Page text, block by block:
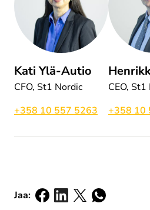
Kati Ylä-Autio
CFO, St1 Nordic
+358 10 557 5263
CEO,
+358 10
Jaa: Jaa: facebook
Jaa: linkedin
Jaa: xJaa: whatsapp